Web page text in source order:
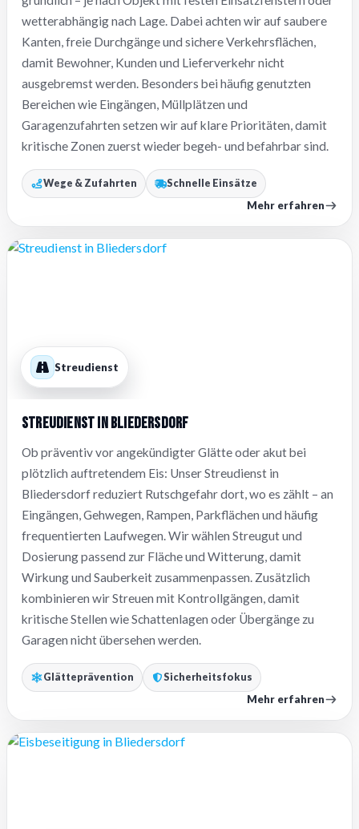
wetterabhängig nach Lage. Dabei achten wir auf saubere
Kanten, freie Durchgänge und sichere Verkehrsflächen,
damit Bewohner, Kunden und Lieferverkehr nicht
ausgebremst werden. Besonders bei häufig genutzten
Bereichen wie Eingängen, Müllplätzen und
Garagenzufahrten setzen wir auf klare Prioritäten, damit
kritische Zonen zuerst wieder begeh- und befahrbar sind.
Wege & Zufahrten Schnelle Einsätze
Mehr erfahren
Streudienst
Streudienst in Bliedersdorf
Ob präventiv vor angekündigter Glätte oder akut bei
plötzlich auftretendem Eis: Unser Streudienst in
Bliedersdorf reduziert Rutschgefahr dort, wo es zählt – an
Eingängen, Gehwegen, Rampen, Parkflächen und häufig
frequentierten Laufwegen. Wir wählen Streugut und
Dosierung passend zur Fläche und Witterung, damit
Wirkung und Sauberkeit zusammenpassen. Zusätzlich
kombinieren wir Streuen mit Kontrollgängen, damit
kritische Stellen wie Schattenlagen oder Übergänge zu
Garagen nicht übersehen werden.
Glätteprävention Sicherheitsfokus
Mehr erfahren